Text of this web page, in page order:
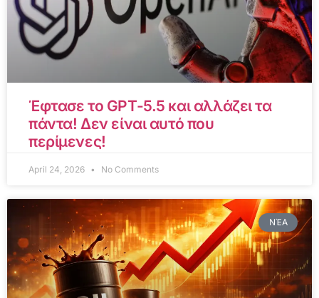
Έφτασε το GPT-5.5 και αλλάζει τα
πάντα! Δεν είναι αυτό που
περίμενες!
April 24, 2026 No Comments
ΝΈΑ